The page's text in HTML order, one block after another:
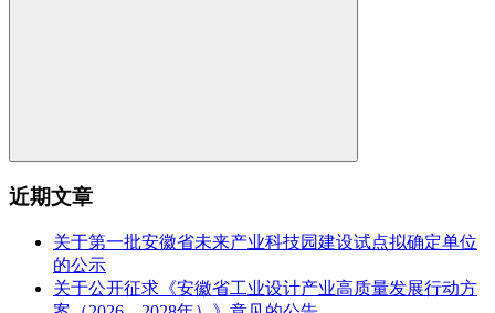
近期文章
关于第一批安徽省未来产业科技园建设试点拟确定单位
的公示
关于公开征求《安徽省工业设计产业高质量发展行动方